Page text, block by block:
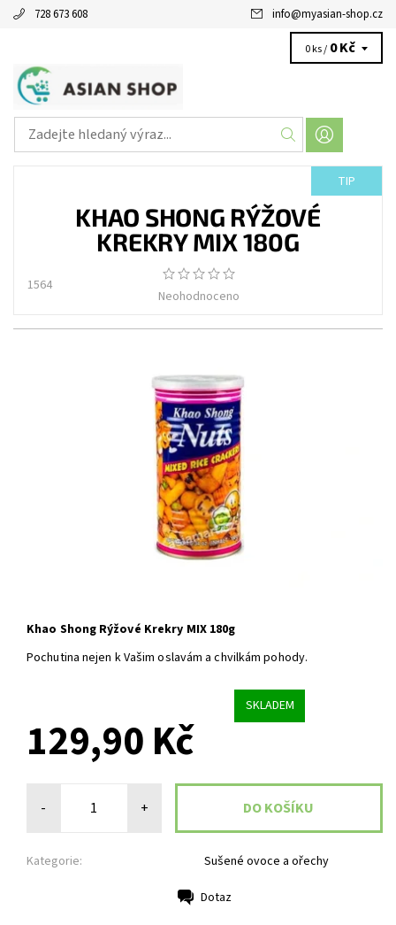
728 673 608 info@myasian-shop.cz
0 ks / 0 Kč
TIP
KHAO SHONG RÝŽOVÉ
KREKRY MIX 180G
1564
Neohodnoceno
Khao Shong Rýžové Krekry MIX 180g
Pochutina nejen k Vašim oslavám a chvilkám pohody.
SKLADEM
129,90 Kč
- +
Kategorie: Sušené ovoce a ořechy
Dotaz